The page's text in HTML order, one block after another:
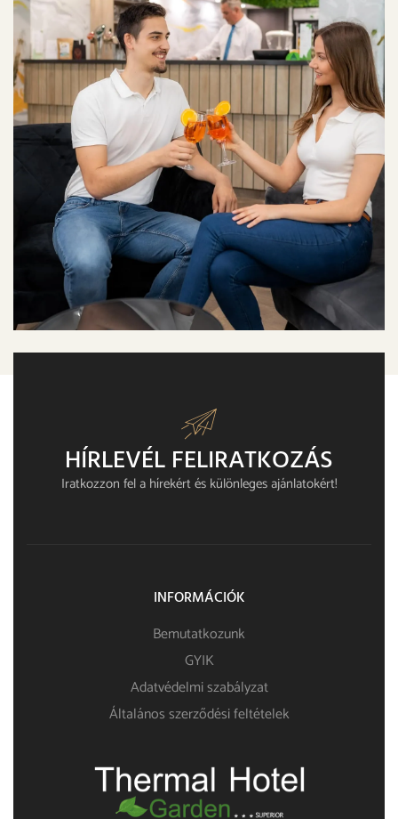
HÍRLEVÉL FELIRATKOZÁS​
Iratkozzon fel a hírekért és különleges ajánlatokért!
INFORMÁCIÓK
Bemutatkozunk
GYIK
Adatvédelmi szabályzat
Általános szerződési feltételek